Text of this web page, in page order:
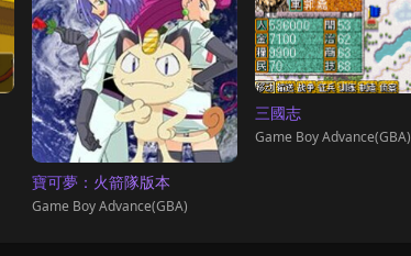
寶可夢：火箭隊版本
Game Boy Advance(GBA)
三國志
Game Boy Advance(GBA)